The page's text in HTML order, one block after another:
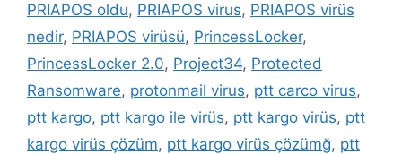
PRIAPOS oldu, PRIAPOS virus, PRIAPOS virüs
nedir, PRIAPOS virüsü, PrincessLocker,
PrincessLocker 2.0, Project34, Protected
Ransomware, protonmail virus, ptt carco virus,
ptt kargo, ptt kargo ile virüs, ptt kargo virüs, ptt
kargo virüs çözüm, ptt kargo virüs çözümğ, ptt